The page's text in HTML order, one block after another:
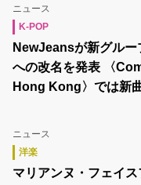
ニュース
K-POP
NewJeansが新グルー
への改名を発表 〈
Hong Kong〉では新
ニュース
洋楽
マリアンヌ・フェイス